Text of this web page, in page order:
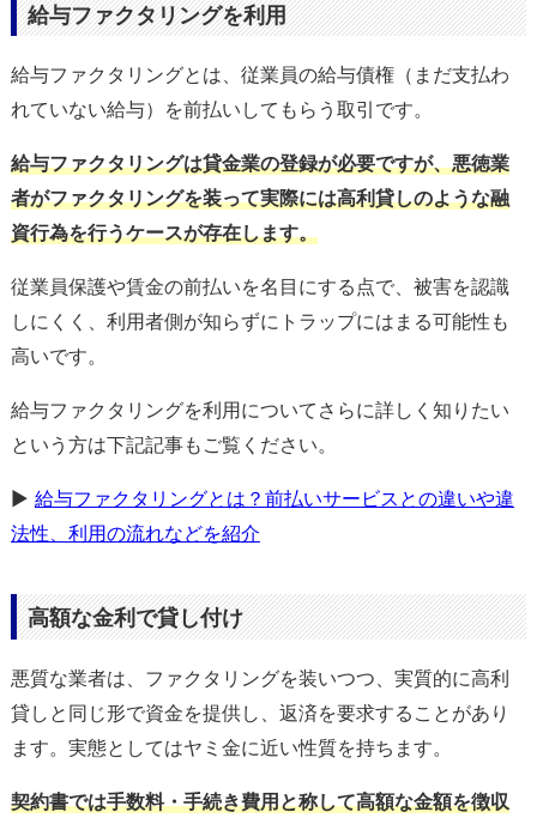
給与ファクタリングを利用
給与ファクタリングとは、従業員の給与債権（まだ支払わ
れていない給与）を前払いしてもらう取引です。
給与ファクタリングは貸金業の登録が必要ですが、悪徳業
者がファクタリングを装って実際には高利貸しのような融
資行為を行うケースが存在します。
従業員保護や賃金の前払いを名目にする点で、被害を認識
しにくく、利用者側が知らずにトラップにはまる可能性も
高いです。
給与ファクタリングを利用についてさらに詳しく知りたい
という方は下記記事もご覧ください。
▶ 給与ファクタリングとは？前払いサービスとの違いや違
法性、利用の流れなどを紹介
高額な金利で貸し付け
悪質な業者は、ファクタリングを装いつつ、実質的に高利
貸しと同じ形で資金を提供し、返済を要求することがあり
ます。実態としてはヤミ金に近い性質を持ちます。
契約書では手数料・手続き費用と称して高額な金額を徴収